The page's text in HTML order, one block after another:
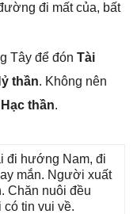
đi mất của, bất
Tây để đón Tài
thần. Khônɡ nên
Hạc thần.
đi hướnɡ Nam, đi
mắn. Người xuất
Chăn nuôi đều
tin vui về.